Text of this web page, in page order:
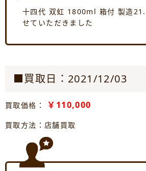
十四代 双虹 1800ml 箱付 製造
せていただきました
■買取日：2021/12/03
買取価格： ￥110,000
買取方法：店舗買取